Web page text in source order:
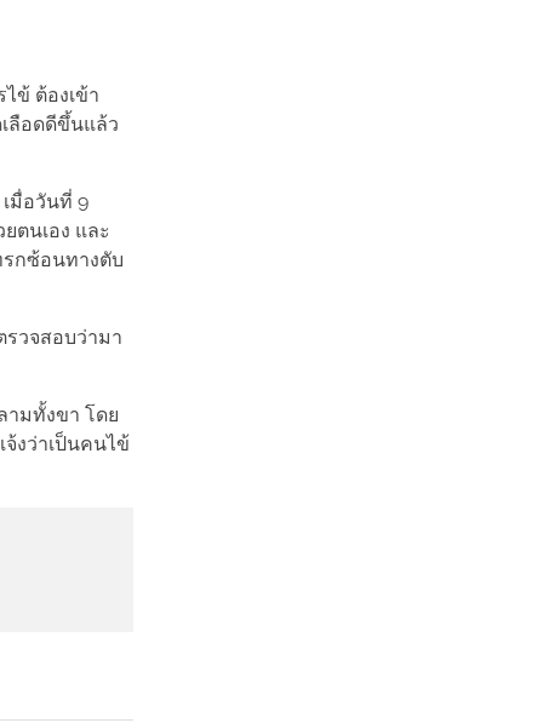
ข้ ต้องเข้า
ลือดดีขึ้นแล้ว
มื่อวันที่ 9
ตนเอง และ
รกซ้อนทางตับ
วจสอบว่ามา
ามทั้งขา โดย
งว่าเป็นคนไข้